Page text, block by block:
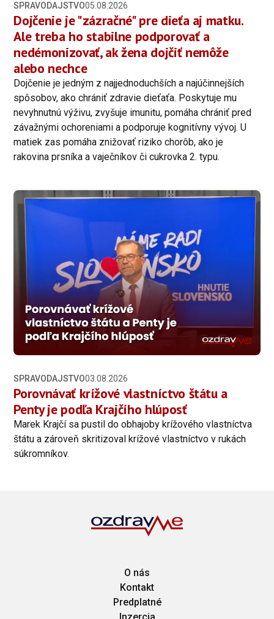
SPRAVODAJSTVO05.08.2026
Dojčenie je "zázračné" pre dieťa aj matku.
Ale treba ho stabilne podporovať a
nedémonizovať, ak žena dojčiť nemôže
alebo nechce
Dojčenie je jedným z najjednoduchších a najúčinnejších
spôsobov, ako chrániť zdravie dieťaťa. Poskytuje mu
nevyhnutnú výživu, zvyšuje imunitu, pomáha chrániť pred
závažnými ochoreniami a podporuje kognitívny vývoj. U
matiek zas pomáha znižovať riziko chorôb, ako je
rakovina prsníka a vaječníkov či cukrovka 2. typu.
SPRAVODAJSTVO03.08.2026
Porovnávať krížové vlastníctvo štátu a
Penty je podľa Krajčího hlúposť
Marek Krajčí sa pustil do obhajoby krížového vlastníctva
štátu a zároveň skritizoval krížové vlastníctvo v rukách
súkromníkov.
O nás
Kontakt
Predplatné